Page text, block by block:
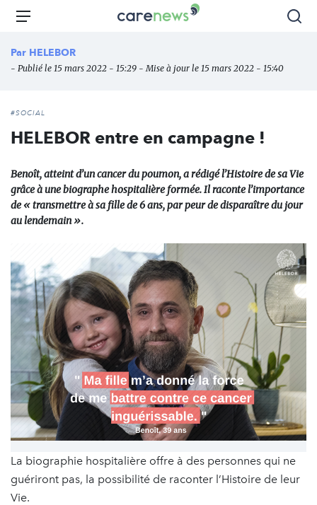
Aller
principal
Carenews,
des
Menu
Par HELEBOR
- Publié le 15 mars 2022 - 15:29 - Mise à jour le 15 mars 2022 - 15:40
#SOCIAL
HELEBOR entre en campagne !
Benoît, atteint d’un cancer du poumon, a rédigé l’Histoire de sa Vie
grâce à une biographe hospitalière formée. Il raconte l’importance
de « transmettre à sa fille de 6 ans, par peur de disparaître du jour
au lendemain ».
La biographie hospitalière offre à des personnes qui ne
guériront pas, la possibilité de raconter l’Histoire de leur
Vie.